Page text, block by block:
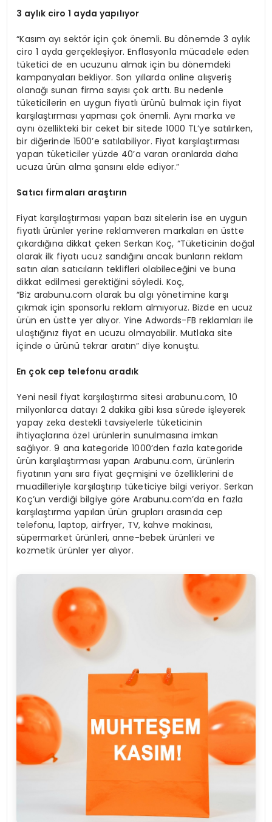
3 aylık ciro 1 ayda yapılıyor
“Kasım ayı sektör için çok önemli. Bu dönemde 3 aylık
ciro 1 ayda gerçekleşiyor. Enflasyonla mücadele eden
tüketici de en ucuzunu almak için bu dönemdeki
kampanyaları bekliyor. Son yıllarda online alışveriş
olanağı sunan firma sayısı çok arttı. Bu nedenle
tüketicilerin en uygun fiyatlı ürünü bulmak için fiyat
karşılaştırması yapması çok önemli. Aynı marka ve
aynı özellikteki bir ceket bir sitede 1000 TL’ye satılırken,
bir diğerinde 1500’e satılabiliyor. Fiyat karşılaştırması
yapan tüketiciler yüzde 40’a varan oranlarda daha
ucuza ürün alma şansını elde ediyor.”
Satıcı firmaları araştırın
Fiyat karşılaştırması yapan bazı sitelerin ise en uygun
fiyatlı ürünler yerine reklamveren markaları en üstte
çıkardığına dikkat çeken Serkan Koç, “Tüketicinin doğal
olarak ilk fiyatı ucuz sandığını ancak bunların reklam
satın alan satıcıların teklifleri olabileceğini ve buna
dikkat edilmesi gerektiğini söyledi. Koç,
“Biz arabunu.com olarak bu algı yönetimine karşı
çıkmak için sponsorlu reklam almıyoruz. Bizde en ucuz
ürün en üstte yer alıyor. Yine Adwords-FB reklamları ile
ulaştığınız fiyat en ucuzu olmayabilir. Mutlaka site
içinde o ürünü tekrar aratın” diye konuştu.
En çok cep telefonu aradık
Yeni nesil fiyat karşılaştırma sitesi arabunu.com, 10
milyonlarca datayı 2 dakika gibi kısa sürede işleyerek
yapay zeka destekli tavsiyelerle tüketicinin
ihtiyaçlarına özel ürünlerin sunulmasına imkan
sağlıyor. 9 ana kategoride 1000’den fazla kategoride
ürün karşılaştırması yapan Arabunu.com, ürünlerin
fiyatının yanı sıra fiyat geçmişini ve özelliklerini de
muadilleriyle karşılaştırıp tüketiciye bilgi veriyor. Serkan
Koç’un verdiği bilgiye göre Arabunu.com’da en fazla
karşılaştırma yapılan ürün grupları arasında cep
telefonu, laptop, airfryer, TV, kahve makinası,
süpermarket ürünleri, anne-bebek ürünleri ve
kozmetik ürünler yer alıyor.